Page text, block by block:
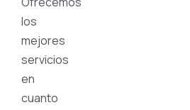
los
mejores
servicios
en
cuanto